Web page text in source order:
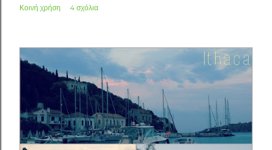
Κοινή χρήση 4 σχόλια